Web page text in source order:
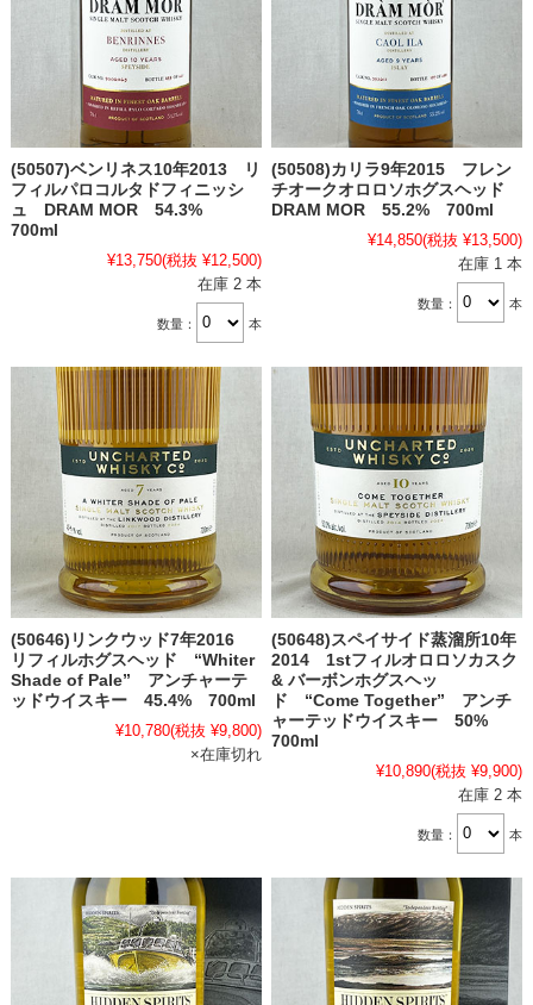
(50507)ベンリネス10年2013 リ
フィルパロコルタドフィニッシ
ュ DRAM MOR 54.3%
700ml
¥13,750(税抜 ¥12,500)
在庫 2 本
数量： 本
(50508)カリラ9年2015 フレン
チオークオロロソホグスヘッド
DRAM MOR 55.2% 700ml
¥14,850(税抜 ¥13,500)
在庫 1 本
数量： 本
(50646)リンクウッド7年2016
リフィルホグスヘッド “Whiter
Shade of Pale” アンチャーテ
ッドウイスキー 45.4% 700ml
¥10,780(税抜 ¥9,800)
×在庫切れ
(50648)スペイサイド蒸溜所10年
2014 1stフィルオロロソカスク
& バーボンホグスヘッ
ド “Come Together” アンチ
ャーテッドウイスキー 50%
700ml
¥10,890(税抜 ¥9,900)
在庫 2 本
数量： 本